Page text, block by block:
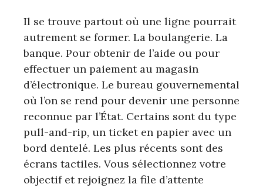
Il se trouve partout où une ligne pourrait
autrement se former. La boulangerie. La
banque. Pour obtenir de l’aide ou pour
effectuer un paiement au magasin
d’électronique. Le bureau gouvernemental
où l’on se rend pour devenir une personne
reconnue par l’État. Certains sont du type
pull-and-rip, un ticket en papier avec un
bord dentelé. Les plus récents sont des
écrans tactiles. Vous sélectionnez votre
objectif et rejoignez la file d’attente